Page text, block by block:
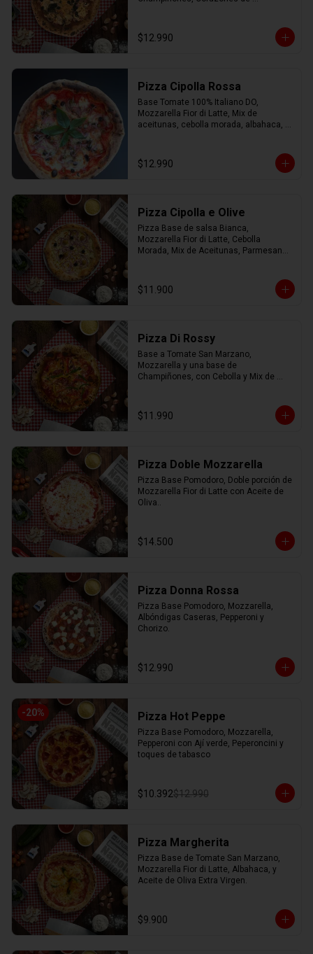
$12.990
Pizza Cipolla Rossa
Base Tomate 100% Italiano DO,
Mozzarella Fior di Latte, Mix de
aceitunas, cebolla morada, albahaca,
$12.990
Pizza Cipolla e Olive
Pizza Base de salsa Bianca,
Mozzarella Fior di Latte, Cebolla
Morada, Mix de Aceitunas, Parmesano
$11.900
Pizza Di Rossy
Base a Tomate San Marzano,
Mozzarella y una base de
Champiñones, con Cebolla y Mix de
$11.990
Pizza Doble Mozzarella
Pizza Base Pomodoro, Doble porción de
Mozzarella Fior di Latte con Aceite de
Oliva..
$14.500
Pizza Donna Rossa
Pizza Base Pomodoro, Mozzarella,
Albóndigas Caseras, Pepperoni y
Chorizo.
$12.990
-20% Pizza Hot Peppe
Pizza Base Pomodoro, Mozzarella,
Pepperoni con Ají verde, Peperoncini y
toques de tabasco
$10.392$12.990
Pizza Margherita
Pizza Base de Tomate San Marzano,
Mozzarella Fior di Latte, Albahaca, y
Aceite de Oliva Extra Virgen.
$9.900